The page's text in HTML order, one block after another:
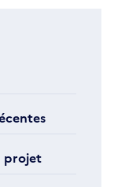
projet